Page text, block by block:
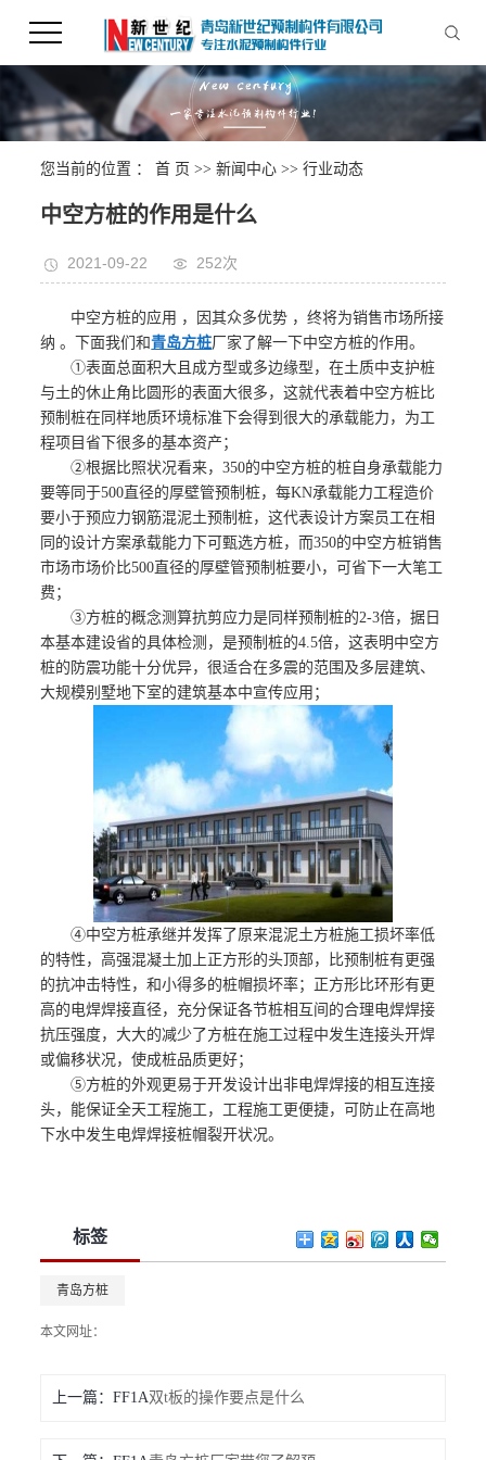
您当前的位置 ：首 页 >>新闻中心 >>行业动态
中空方桩的作用是什么
2021-09-22 252次
中空方桩的应用 ，因其众多优势 ，终将为销售市场所接
纳 。下面我们和青岛方桩厂家了解一下中空方桩的作用。
①表面总面积大且成方型或多边缘型，在土质中支护桩
与土的休止角比圆形的表面大很多，这就代表着中空方桩比
预制桩在同样地质环境标准下会得到很大的承载能力，为工
程项目省下很多的基本资产；
②根据比照状况看来，350的中空方桩的桩自身承载能力
要等同于500直径的厚壁管预制桩，每KN承载能力工程造价
要小于预应力钢筋混泥土预制桩，这代表设计方案员工在相
同的设计方案承载能力下可甄选方桩，而350的中空方桩销售
市场市场价比500直径的厚壁管预制桩要小，可省下一大笔工
费；
③方桩的概念测算抗剪应力是同样预制桩的2-3倍，据日
本基本建设省的具体检测，是预制桩的4.5倍，这表明中空方
桩的防震功能十分优异，很适合在多震的范围及多层建筑、
大规模别墅地下室的建筑基本中宣传应用；
④中空方桩承继并发挥了原来混泥土方桩施工损坏率低
的特性，高强混凝土加上正方形的头顶部，比预制桩有更强
的抗冲击特性，和小得多的桩帽损坏率；正方形比环形有更
高的电焊焊接直径，充分保证各节桩相互间的合理电焊焊接
抗压强度，大大的减少了方桩在施工过程中发生连接头开焊
或偏移状况，使成桩品质更好；
⑤方桩的外观更易于开发设计出非电焊焊接的相互连接
头，能保证全天工程施工，工程施工更便捷，可防止在高地
下水中发生电焊焊接桩帽裂开状况。
标签
青岛方桩
本文网址：
上一篇： 双t板的操作要点是什么